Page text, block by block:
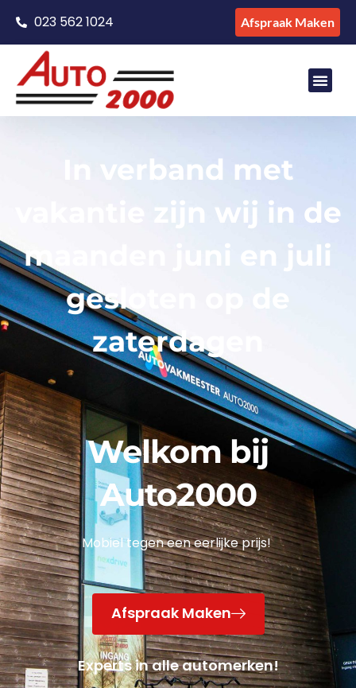
023 562 1024 Afspraak Maken
In verband met
vakantie zijn wij in de
maanden juni en juli
gesloten op de
zaterdagen
Welkom bij
Auto2000
Mobiel tegen een eerlijke prijs!
Afspraak Maken
Experts in alle automerken!